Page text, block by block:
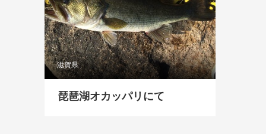
滋賀県
琵琶湖オカッパリにて